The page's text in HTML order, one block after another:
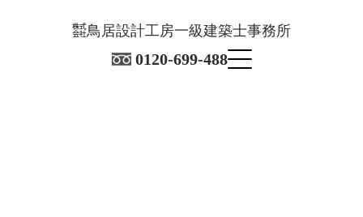
㍿鳥居設計工房一級建築士事務所
0120-699-488